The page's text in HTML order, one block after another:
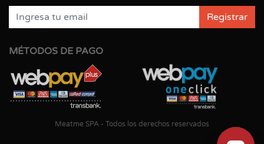
Registrar
MÉTODOS DE PAGO
Meatme SPA - Todos los derechos reservados